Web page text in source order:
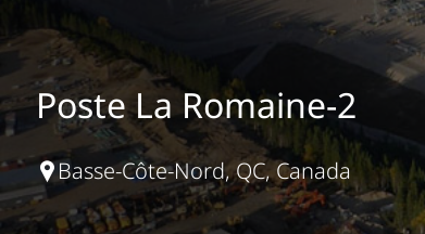
Production d’électricité + énergies renouvelables
Transport + distribution d’électricité
Biocarburants + valorisation énergétique des
déchets
EAU + DÉCHETS
INFRASTRUCTURES
RÉALISATION DE PROJETS +
OPÉRATIONS
Poste La Romaine-2
Basse-Côte-Nord, QC, Canada